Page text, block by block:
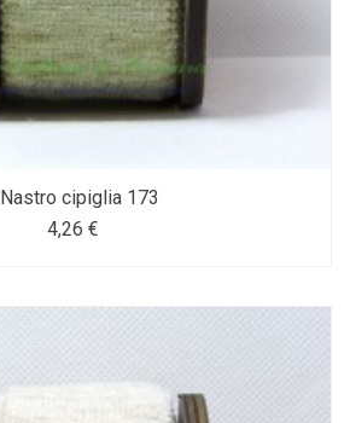
Nastro cipiglia 173
4,26 €